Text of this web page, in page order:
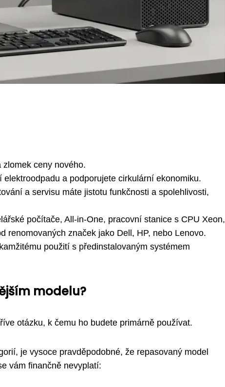
ceny nového.
elektroodpadu a podporujete cirkulární ekonomiku.
a servisu máte jistotu funkčnosti a spolehlivosti,
počítače, All-in-One, pracovní stanice s CPU Xeon,
renomovaných značek jako Dell, HP, nebo Lenovo.
použití s předinstalovaným systémem
modelu?
otázku, k čemu ho budete primárně používat.
je vysoce pravděpodobné, že repasovaný model
vám finančně nevyplatí: